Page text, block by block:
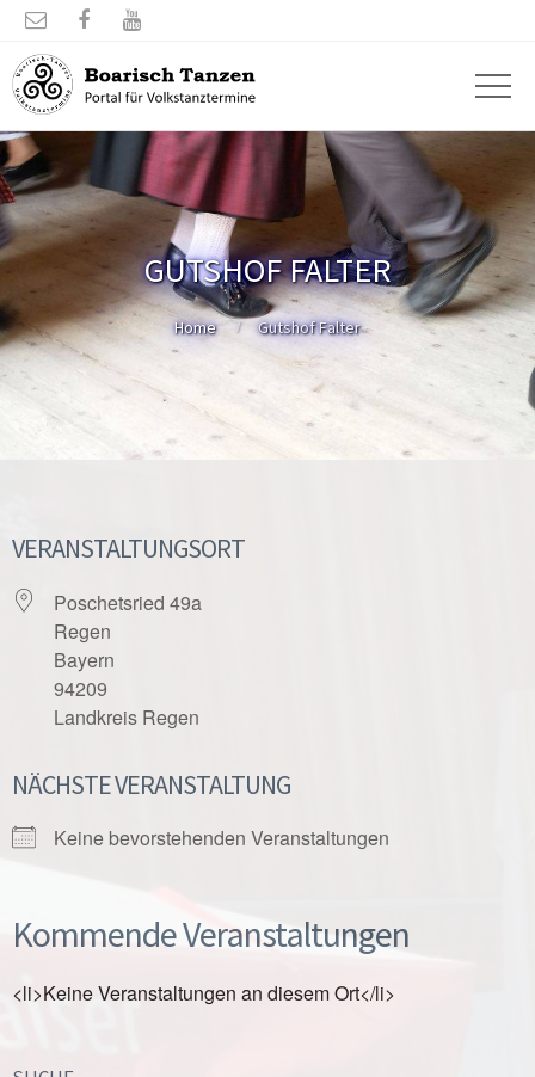
  
GUTSHOF FALTER
Home Gutshof Falter
VERANSTALTUNGSORT
Poschetsried 49a
Regen
Bayern
94209
Landkreis Regen
NÄCHSTE VERANSTALTUNG
Keine bevorstehenden Veranstaltungen
Kommende Veranstaltungen
<li>Keine Veranstaltungen an diesem Ort</li>